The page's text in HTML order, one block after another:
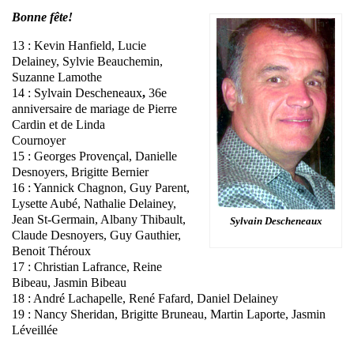
Sylvain Descheneaux
Bonne fête!
13 : Kevin Hanfield, Lucie
Delainey, Sylvie Beauchemin,
Suzanne Lamothe
14 : Sylvain Descheneaux, 36e
anniversaire de mariage de Pierre
Cardin et de Linda
Cournoyer
15 : Georges Provençal, Danielle
Desnoyers, Brigitte Bernier
16 : Yannick Chagnon, Guy Parent,
Lysette Aubé, Nathalie Delainey,
Jean St-Germain, Albany Thibault,
Claude Desnoyers, Guy Gauthier,
Benoit Théroux
17 : Christian Lafrance, Reine
Bibeau, Jasmin Bibeau
18 : André Lachapelle, René Fafard, Daniel Delainey
19 : Nancy Sheridan, Brigitte Bruneau, Martin Laporte, Jasmin
Léveillée